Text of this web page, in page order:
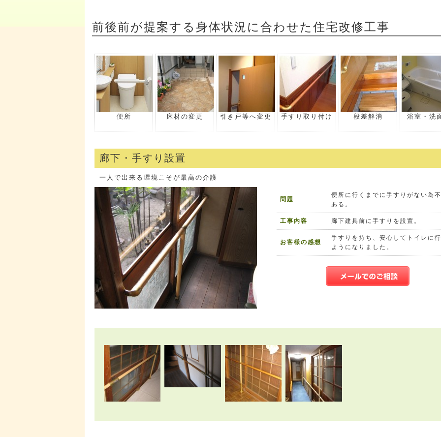
前後前が提案する身体状況に合わせた住宅改修工事
便所 床材の変更 引き戸等へ変更 手すり取り付け 段差解消 浴室・洗
廊下・手すり設置
一人で出来る環境こそが最高の介護
問題
便所に行くまでに手すりがない為
ある。
工事内容 廊下建具前に手すりを設置。
お客様の感想
手すりを持ち、安心してトイレに
ようになりました。